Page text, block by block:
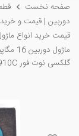
صفحه نخست
دوربین | قیمت و
قیمت خرید انواع
گلکسی نوت فور Samsung Galaxy Note 4 SM-N910C